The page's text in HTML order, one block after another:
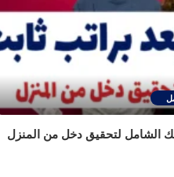
الشامل لتحقيق دخل من المنزل